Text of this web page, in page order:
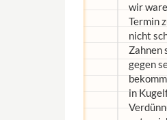
wir
Termin
nicht
Zahnen
gegen
in